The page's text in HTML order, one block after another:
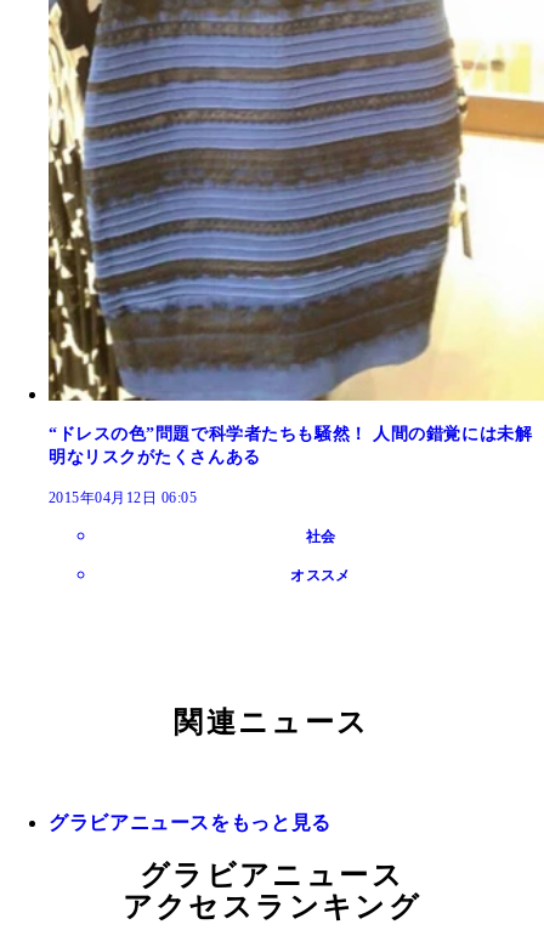
“ドレスの色”問題で科学者たちも騒然！ 人間の錯覚には未解
明なリスクがたくさんある
2015年04月12日 06:05
社会
オススメ
関連ニュース
グラビアニュースをもっと見る
グラビアニュース
アクセスランキング